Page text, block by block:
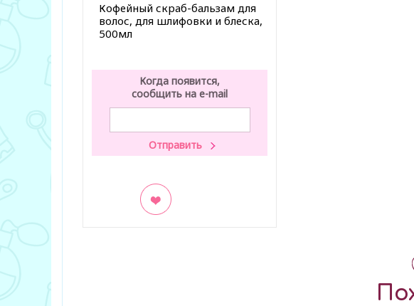
Кофейный скраб-бальзам для
волос, для шлифовки и блеска,
500мл
Когда появится,
сообщить на e-mail